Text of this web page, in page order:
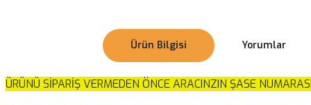
Ürün Bilgisi Yorumlar
ÜRÜNÜ SİPARİŞ VERMEDEN ÖNCE ARACINZIN ŞASE